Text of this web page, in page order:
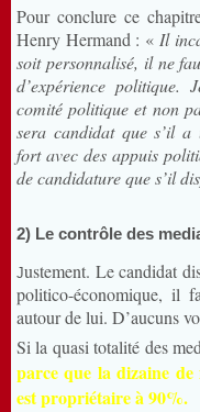
Pour conclure ce
Henry Hermand : « Il
soit personnalisé, il ne
d’expérience politique.
comité politique et non
sera candidat que s’il a
fort avec des appuis
de candidature que s’il
2) Le contrôle des
Justement. Le candidat
politico-économique, il
autour de lui. D’aucuns
Si la quasi totalité des
parce que la dizaine
est propriétaire à 90%.